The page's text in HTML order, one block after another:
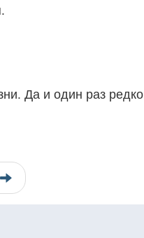
Да и один раз редко